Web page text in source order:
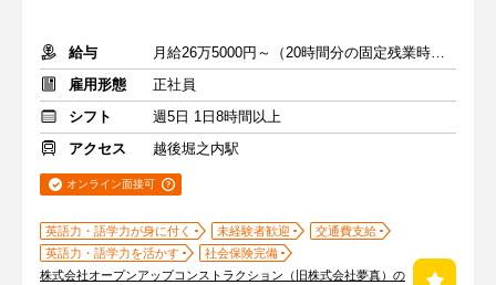
給与
月給26万5000円～（20時間分の固定残業時間代を含む）
雇用形態
正社員
シフト
週5日 1日8時間以上
アクセス
越後堀之内駅
オンライン面接可
英語力・語学力が身に付く 未経験者歓迎
交通費支給
英語力・語学力を活かす
社会保険完備
株式会社オープンアップコンストラクション（旧株式会社夢真）の